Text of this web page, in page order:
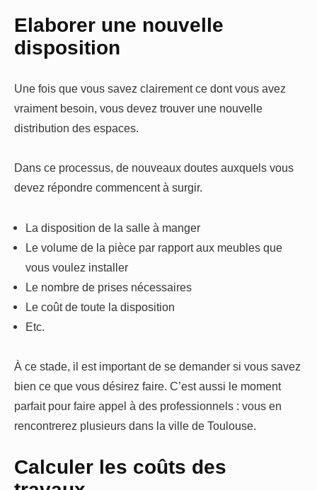
Elaborer une nouvelle
disposition
Une fois que vous savez clairement ce dont vous avez
vraiment besoin, vous devez trouver une nouvelle
distribution des espaces.
Dans ce processus, de nouveaux doutes auxquels vous
devez répondre commencent à surgir.
La disposition de la salle à manger
Le volume de la pièce par rapport aux meubles que
vous voulez installer
Le nombre de prises nécessaires
Le coût de toute la disposition
Etc.
À ce stade, il est important de se demander si vous savez
bien ce que vous désirez faire. C’est aussi le moment
parfait pour faire appel à des professionnels : vous en
rencontrerez plusieurs dans la ville de Toulouse.
Calculer les coûts des